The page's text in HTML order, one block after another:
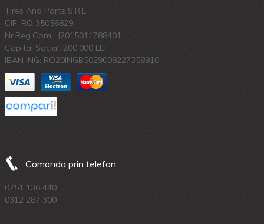
Tires And Parts S.R.L.
CIF: RO 35056829
Nr.Reg.Com.: J2015011788401
Capital Social: 200.000 LEI
IBAN ING: RO20INGB5029008227358910
Comanda prin telefon
0751 136 440
0312 287 300